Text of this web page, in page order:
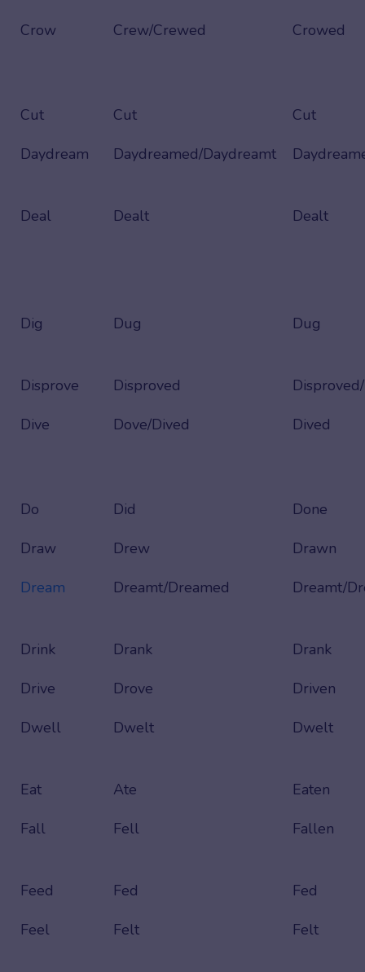
Crow Crew/Crewed Crowed
Cut Cut
Cut
Daydream
Daydreamed/Daydreamt
Deal Dealt Dealt
Dig Dug Dug
Disprove Disproved
Dive
Dove/Dived Dived
Do Did
Done
Draw
Drew
Drawn
Dream
Dreamt/Dreamed Dreamt/
Drink Drank
Drank
Drive
Drove
Driven
Dwell
Dwelt Dwelt
Eat Ate
Eaten
Fall
Fell Fallen
Feed Fed
Fed
Feel
Felt Felt